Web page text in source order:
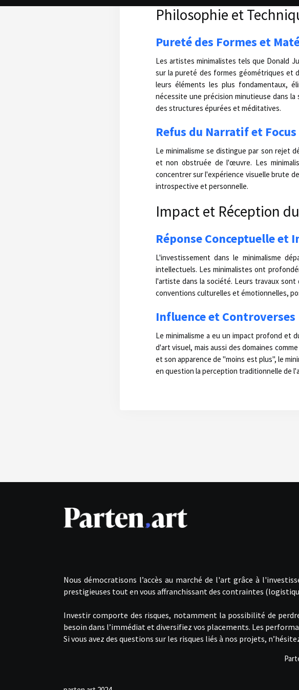
Philosophie et
Pureté des Formes et
Les artistes minimalistes tels que Donald
sur la pureté des formes géométriques et
leurs éléments les plus fondamentaux,
nécessite une précision minutieuse dans
des structures épurées et méditatives.
Refus du Narratif et
Le minimalisme se distingue par son rejet
et non obstruée de l'œuvre. Les
concentrer sur l'expérience visuelle brute
introspective et personnelle.
Impact et Réception
Réponse Conceptuelle et
L'investissement dans le minimalisme
intellectuels. Les minimalistes ont
l'artiste dans la société. Leurs travaux
conventions culturelles et émotionnelles,
Influence et Controverses
Le minimalisme a eu un impact profond et
d'art visuel, mais aussi des domaines
et son apparence de "moins est plus", le
en question la perception traditionnelle de
Nous démocratisons l’accès au marché de l'art grâce à
prestigieuses tout en vous affranchissant des contraintes
Investir comporte des risques, notamment la possibilité de
besoin dans l’immédiat et diversifiez vos placements. Les
Si vous avez des questions sur les risques liés à nos projets,